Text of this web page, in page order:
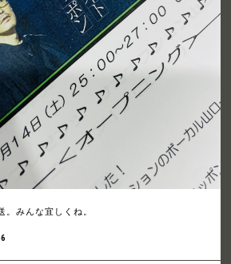
。みんな宜しくね。